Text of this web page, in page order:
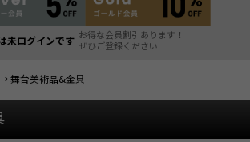
未ログインです お得な会員割引あります！
ぜひご登録ください
> 舞台美術品&金具